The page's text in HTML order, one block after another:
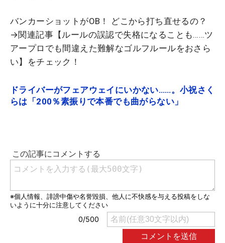
バンカーショットがOB！ どこから打ち直せるの？
→関連記事【ルールの誤認で失格になることも……ツ
アープロでも間違えた難解なゴルフルールをおさら
い】をチェック！
ドライバーがフェアウェイにいかない……。小祝さく
らは「200％素振りで本番でも曲がらない」